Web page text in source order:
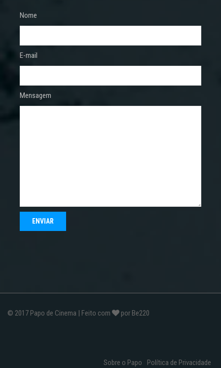
Nome
E-mail
Mensagem
© 2017 Papo de Cinema | Feito com por Be220
Sobre o Papo Política de Privacidade